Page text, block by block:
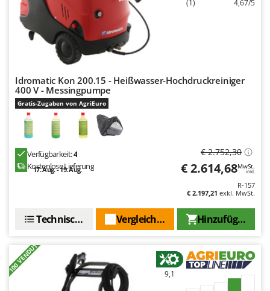
Makita
MAMMAMIA
Marcato
Marina Systems
Master
Mastercook
McCulloch
MCH
Michelin
Mille
More than chef
MOSA
(1) 4,67/5
Idromatic Kon 200.15 - Heißwasser-Hochdruckreiniger
400 V - Messingpumpe
Gratis-Zugaben von AgriEuro
Verfügbarkeit:4
Kostenlose Lieferung
17. Aug. - 19. Aug.
€ 2.752,30
€ 2.614,68MwSt.
inkl.
R-157
€ 2.197,21 exkl. MwSt.
Hinzufügen
Vergleichen Sie
Technische Daten
+100 VENDUTI 9,1